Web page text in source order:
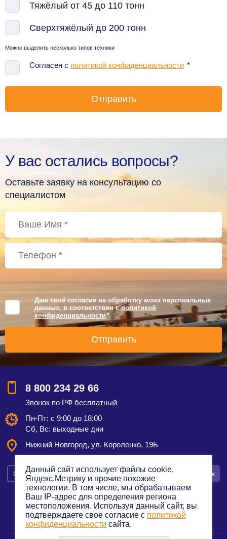
Тяжёлый от 45 до 110 тонн
Сверхтяжёлый до 200 тонн
Можно выделить несколько типов техники
Согласен с политикой конфиденциальности *
У вас остались вопросы?
Оставьте заявку на консультацию со
специалистом
Даю своё согласие на обработку моих персональных
данных, в соответствии сполитикой
конфиденциальности *
8 800 234 29 66
Звонок по РФ бесплатный
Пн-Пт: с 9:00 до 18:00
Сб, Вс: выходные дни
Нижний Новгород, ул. Короленко, 19Б
Смотреть на карте Оставить заявку Заказать звонок
Политика конфиденциальности
Данный сайт использует файлы cookie,
Яндекс.Метрику и прочие похожие
технологии. В том числе, мы обрабатываем
Ваш IP-адрес для определения региона
местоположения. Используя данный сайт, вы
подтверждаете свое согласие с политикой
конфиденциальности сайта.